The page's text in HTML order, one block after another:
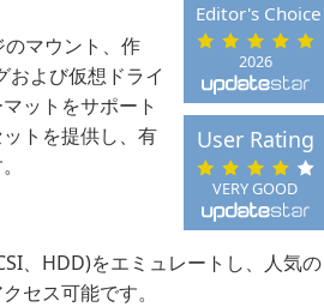
2026
Editor's Choice
VERY GOOD
User Rating
マウント、作
よび仮想ドライ
ットをサポート
トを提供し、有
、HDD)をエミュレートし、人気の
セス可能です。